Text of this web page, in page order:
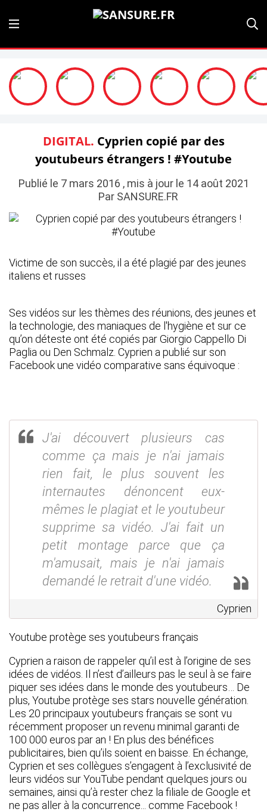
DIGITAL. Cyprien copié par des
youtubeurs étrangers ! #Youtube
Publié le 7 mars 2016 , mis à jour le 14 août 2021
Par SANSURE.FR
Victime de son succès, il a été plagié par des jeunes
italiens et russes
Ses vidéos sur les thèmes des réunions, des jeunes et
la technologie, des maniaques de l'hygiène et sur ce
qu’on déteste ont été copiés par Giorgio Cappello Di
Paglia ou Den Schmalz. Cyprien a publié sur son
Facebook une vidéo comparative sans équivoque :
J'ai découvert plusieurs cas
comme ça mais je n'ai jamais
rien fait, le plus souvent les
internautes dénoncent eux-
mêmes le plagiat et le youtubeur
supprime sa vidéo. J'ai fait un
petit montage parce que ça
m'amusait, mais je n'ai jamais
demandé le retrait d'une vidéo.
Cyprien
Youtube protège ses youtubeurs français
Cyprien a raison de rappeler qu’il est à l’origine de ses
idées de vidéos. Il n’est d’ailleurs pas le seul à se faire
piquer ses idées dans le monde des youtubeurs… De
plus, Youtube protège ses stars nouvelle génération.
Les 20 principaux youtubeurs français se sont vu
récemment proposer un revenu minimal garanti de
100 000 euros par an ! En plus des bénéfices
publicitaires, bien qu’ils soient en baisse. En échange,
Cyprien et ses collègues s’engagent à l’exclusivité de
leurs vidéos sur YouTube pendant quelques jours ou
semaines, ainsi qu’à rester chez la filiale de Google et
ne pas aller à la concurrence... comme Facebook !